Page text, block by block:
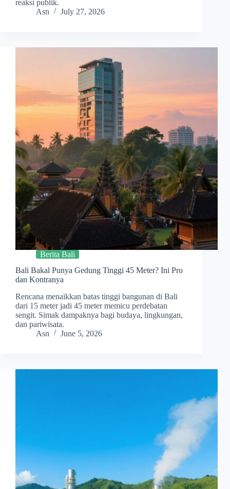
reaksi publik.
Asn
July 27, 2026
Berita Bali
Bali Bakal Punya Gedung Tinggi 45 Meter? Ini Pro
dan Kontranya
Rencana menaikkan batas tinggi bangunan di Bali
dari 15 meter jadi 45 meter memicu perdebatan
sengit. Simak dampaknya bagi budaya, lingkungan,
dan pariwisata.
Asn
June 5, 2026